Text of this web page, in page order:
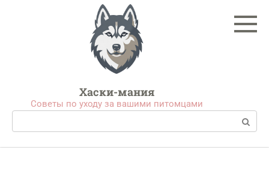
Хаски-мания
Советы по уходу за вашими питомцами
Поиск: